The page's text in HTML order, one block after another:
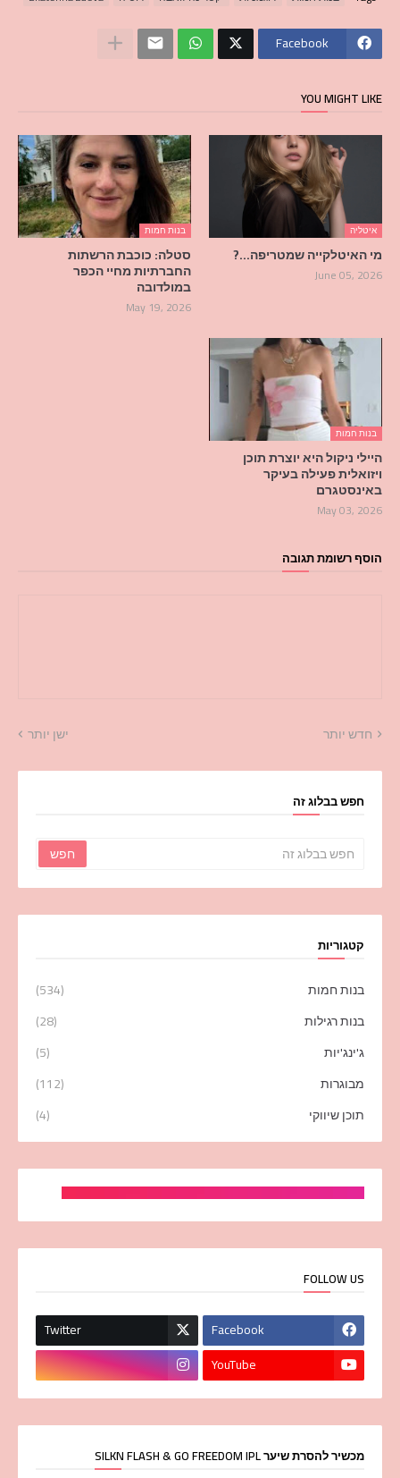
Facebook
YOU MIGHT LIKE
איטליה
מי האיטלקייה שמטריפה…?
June 05, 2026
בנות חמות
סטלה: כוכבת הרשתות
החברתיות מחיי הכפר
במולדובה
May 19, 2026
בנות חמות
היילי ניקול היא יוצרת תוכן
ויזואלית פעילה בעיקר
באינסטגרם
May 03, 2026
הוסף רשומת תגובה
חדש יותר ישן יותר
חפש בבלוג זה
קטגוריות
בנות חמות
(534)
בנות רגילות
(28)
ג'ינג'יות
(5)
מבוגרות
(112)
תוכן שיווקי
(4)
FOLLOW US
Facebook
Twitter
YouTube
מכשיר להסרת שיער SILKN FLASH & GO FREEDOM IPL